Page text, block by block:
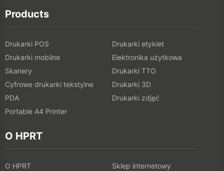
Products
Drukarki POS
Drukarki etykiet
Drukarki mobilne
Elektronika użytkowa
Skanery
Drukarki TTO
Cyfrowe drukarki tekstylne
Drukarki 3D
PDA
Drukarki zdjęć
Portable A4 Printer
O HPRT
O HPRT
Sklep internetowy